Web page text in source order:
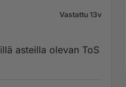
Vastattu 13v
asteilla olevan ToS